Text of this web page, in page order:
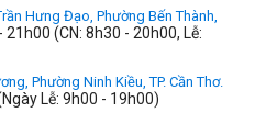
Hưng Đạo, Phường Bến Thành,
21h00 (CN: 8h30 - 20h00, Lễ:
Phường Ninh Kiều, TP. Cần Thơ.
Lễ: 9h00 - 19h00)